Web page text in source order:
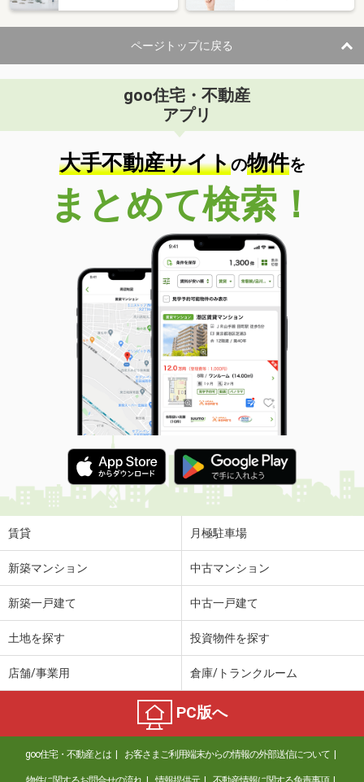
ページトップに戻る
goo住宅・不動産
アプリ
大手不動産サイトの物件を
まとめて検索！
賃貸 月極駐車場
新築マンション 中古マンション
新築一戸建て 中古一戸建て
土地を探す 投資物件を探す
店舗/事業用 倉庫/トランクルーム
PC版へ
goo住宅・不動産とは お客さまご利用端末からの情報の外部送信について